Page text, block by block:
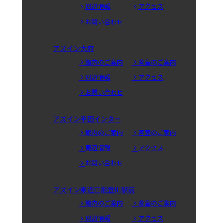
周辺情報
アクセス
お問い合わせ
アズイン大府
館内のご案内
客室のご案内
周辺情報
アクセス
お問い合わせ
アズイン半田インター
館内のご案内
客室のご案内
周辺情報
アクセス
お問い合わせ
アズイン東近江能登川駅前
館内のご案内
客室のご案内
周辺情報
アクセス